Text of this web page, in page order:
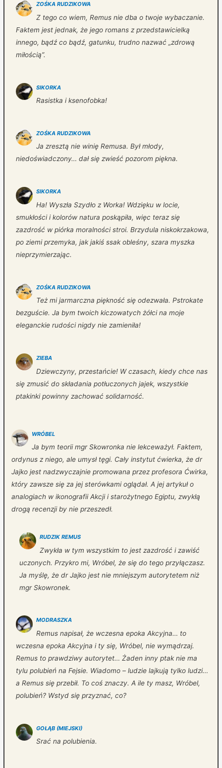
ZOŚKA RUDZIKOWA
Z tego co wiem, Remus nie dba o twoje wybaczanie.
Faktem jest jednak, że jego romans z przedstawicielką
innego, bądź co bądź, gatunku, trudno nazwać „zdrową
miłością”.
SIKORKA
Rasistka i ksenofobka!
ZOŚKA RUDZIKOWA
Ja zresztą nie winię Remusa. Był młody,
niedoświadczony… dał się zwieść pozorom piękna.
SIKORKA
Ha! Wyszła Szydło z Worka! Wdzięku w locie,
smukłości i kolorów natura poskąpiła, więc teraz się
zazdrość w piórka moralności stroi. Brzydula niskokrzakowa,
po ziemi przemyka, jak jakiś ssak obleśny, szara myszka
nieprzymierzając.
ZOŚKA RUDZIKOWA
Też mi jarmarczna piękność się odezwała. Pstrokate
bezguście. Ja bym twoich kiczowatych żółci na moje
eleganckie rudości nigdy nie zamieniła!
ZIEBA
Dziewczyny, przestańcie! W czasach, kiedy chce nas
się zmusić do składania potłuczonych jajek, wszystkie
ptakinki powinny zachować solidarność.
WRÓBEL
Ja bym teorii mgr Skowronka nie lekceważył. Faktem,
ordynus z niego, ale umysł tęgi. Cały instytut ćwierka, że dr
Jajko jest nadzwyczajnie promowana przez profesora Ćwirka,
który zawsze się za jej sterówkami oglądał. A jej artykuł o
analogiach w ikonografii Akcji i starożytnego Egiptu, zwykłą
drogą recenzji by nie przeszedł.
RUDZIK REMUS
Zwykła w tym wszystkim to jest zazdrość i zawiść
uczonych. Przykro mi, Wróbel, że się do tego przyłączasz.
Ja myślę, że dr Jajko jest nie mniejszym autorytetem niż
mgr Skowronek.
MODRASZKA
Remus napisał, że wczesna epoka Akcyjna… to
wczesna epoka Akcyjna i ty się, Wróbel, nie wymądrzaj.
Remus to prawdziwy autorytet… Żaden inny ptak nie ma
tylu polubień na Fejsie. Wiadomo – ludzie lajkują tylko ludzi…
a Remus się przebił. To coś znaczy. A ile ty masz, Wróbel,
polubień? Wstyd się przyznać, co?
GOŁĄB (MIEJSKI)
Srać na polubienia.